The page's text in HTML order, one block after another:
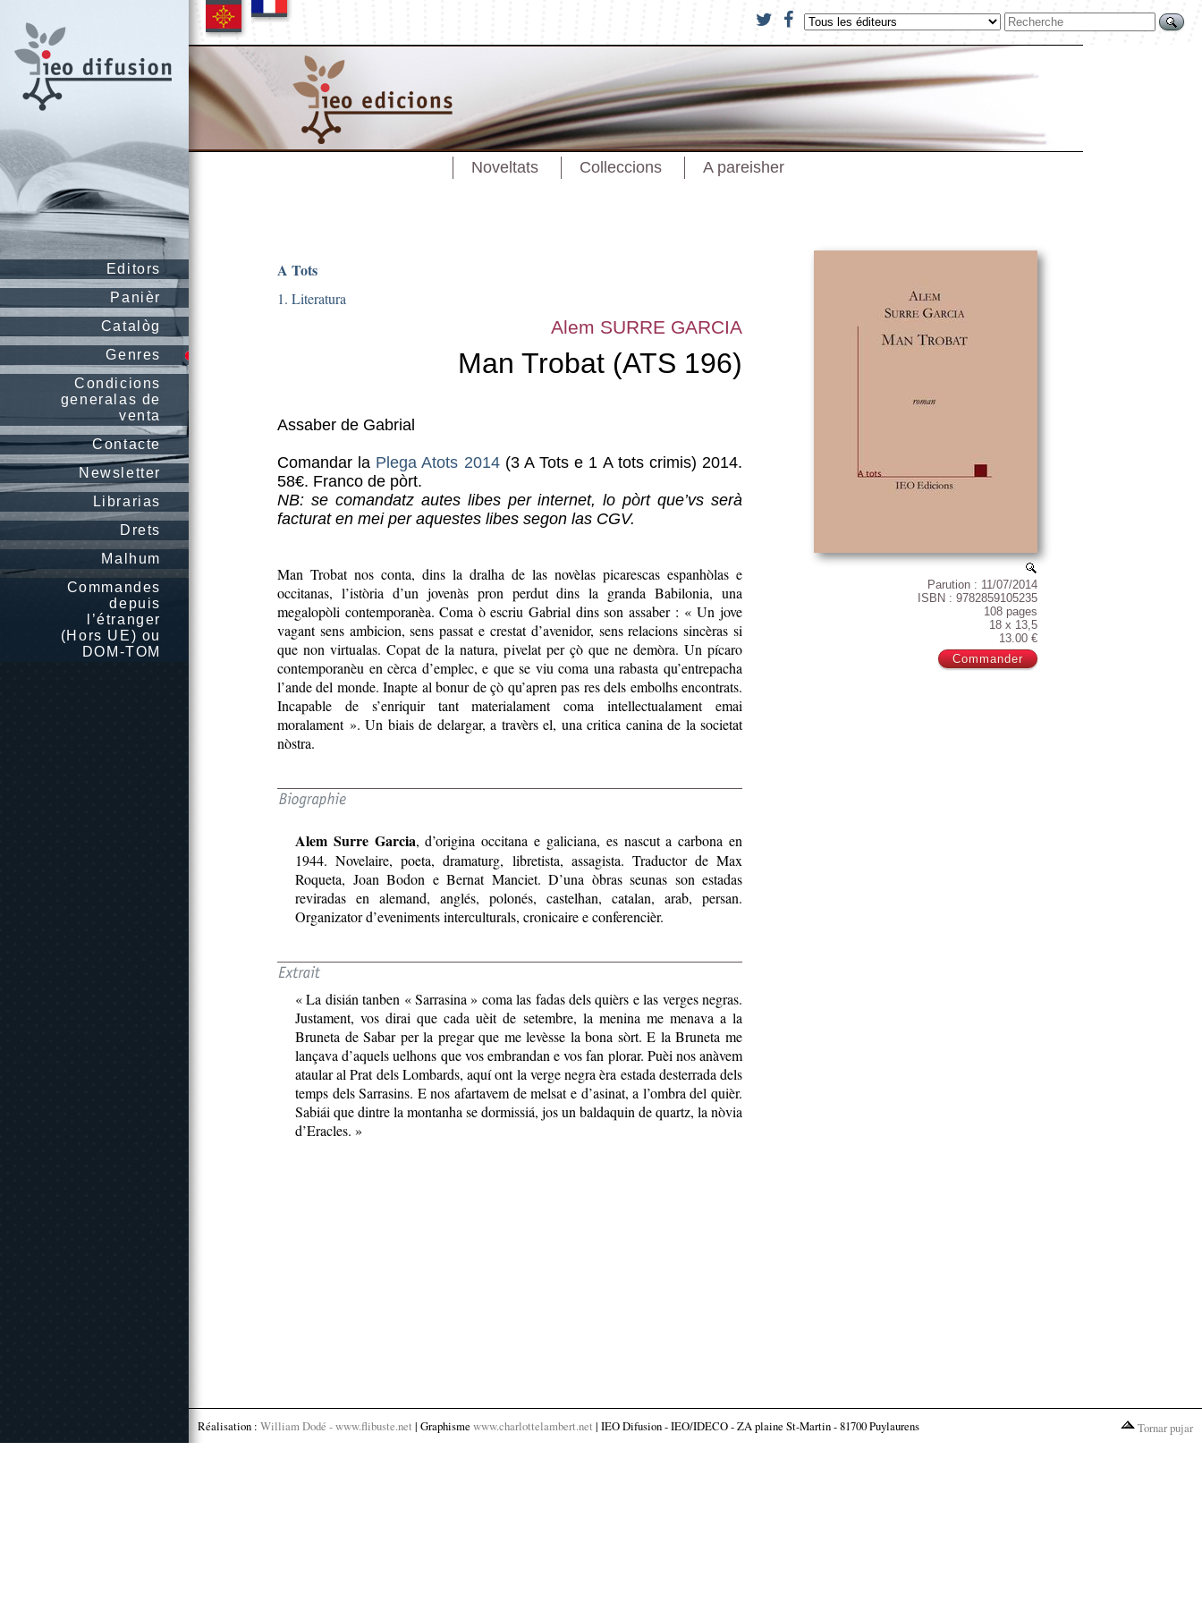
Editors
Panièr
Catalòg
Genres
Condicions
generalas de
venta
Contacte
Newsletter
Librarias
Drets
Malhum
Commandes
depuis
l’étranger
(Hors UE) ou
DOM-TOM
Noveltats Colleccions A pareisher
Parution : 11/07/2014
ISBN : 9782859105235
108 pages
18 x 13,5
13.00 €
A Tots
1. Literatura
Alem SURRE GARCIA
Man Trobat (ATS 196)
Assaber de Gabrial
Comandar la Plega Atots 2014(3 A Tots e 1 A tots crimis) 2014.
58€. Franco de pòrt.
NB: se comandatz autes libes per internet, lo pòrt que’vs serà
facturat en mei per aquestes libes segon las CGV.
Man Trobat nos conta, dins la dralha de las novèlas picarescas espanhòlas e
occitanas, l’istòria d’un jovenàs pron perdut dins la granda Babilonia, una
megalopòli contemporanèa. Coma ò escriu Gabrial dins son assaber : « Un jove
vagant sens ambicion, sens passat e crestat d’avenidor, sens relacions sincèras si
que non virtualas. Copat de la natura, pivelat per çò que ne demòra. Un pícaro
contemporanèu en cèrca d’emplec, e que se viu coma una rabasta qu’entrepacha
l’ande del monde. Inapte al bonur de çò qu’apren pas res dels embolhs encontrats.
Incapable de s’enriquir tant materialament coma intellectualament emai
moralament ». Un biais de delargar, a travèrs el, una critica canina de la societat
nòstra.
Alem Surre Garcia, d’origina occitana e galiciana, es nascut a carbona en
1944. Novelaire, poeta, dramaturg, libretista, assagista. Traductor de Max
Roqueta, Joan Bodon e Bernat Manciet. D’una òbras seunas son estadas
reviradas en alemand, anglés, polonés, castelhan, catalan, arab, persan.
Organizator d’eveniments interculturals, cronicaire e conferencièr.
« La disián tanben « Sarrasina » coma las fadas dels quièrs e las verges negras.
Justament, vos dirai que cada uèit de setembre, la menina me menava a la
Bruneta de Sabar per la pregar que me levèsse la bona sòrt. E la Bruneta me
lançava d’aquels uelhons que vos embrandan e vos fan plorar. Puèi nos anàvem
ataular al Prat dels Lombards, aquí ont la verge negra èra estada desterrada dels
temps dels Sarrasins. E nos afartavem de melsat e d’asinat, a l’ombra del quièr.
Sabiái que dintre la montanha se dormissiá, jos un baldaquin de quartz, la nòvia
d’Eracles. »
Réalisation : William Dodé - www.flibuste.net | Graphisme www.charlottelambert.net | IEO Difusion - IEO/IDECO - ZA plaine St-Martin - 81700 Puylaurens Tornar pujar